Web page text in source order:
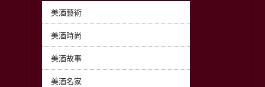
美酒藝術
美酒時尚
美酒故事
美酒名家